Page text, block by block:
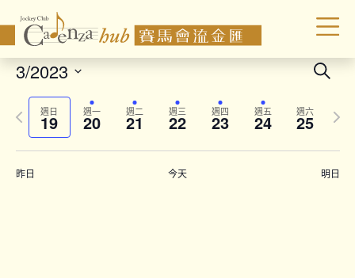
and
Search
3/2023
Select
date.週日
19 週一
20 週二
21 週三
22 週四
23 週五
24 週六
25
Previous
week
Next
昨日 今天 明日